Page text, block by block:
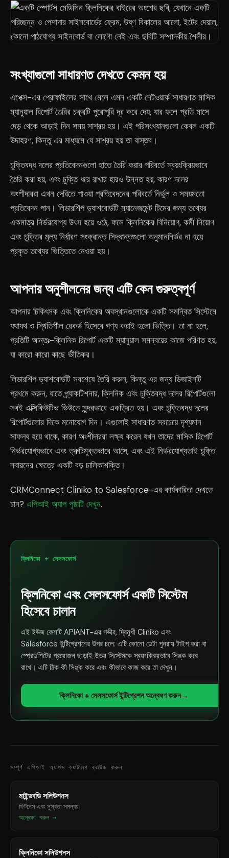
সংখ্যাগুলো সাধারণত দেখতে কেমন হয়
এপেক্স-এর প্রোফাইলের সাথে মেলে এমন একটি নেটওয়ার্ক সাধারণত মাসিক
ম্যানুয়াল রিপোর্ট তৈরির চক্রটি পুরোপুরি দূর করে দেয়, যার ফলে প্রতি মাসে
দেড় থেকে আড়াই দিন সময় সাশ্রয় হয়। এই পরিসংখ্যানগুলো কেবল একটি
উদাহরণ, কিন্তু এর মাধ্যমে যে সাশ্রয় হয় তা বাস্তব।
চুক্তিবদ্ধ দলের প্রতিবেদনগুলো হাতে তৈরি করার পরিবর্তে স্বয়ংক্রিয়ভাবে
তৈরি করা হয়, এবং চুক্তি ধরে রাখার হারও উন্নত হয়, কারণ দলের
অংশীদাররা এখন দেরিতে পাওয়া প্রতিবেদনের পরিবর্তে নির্ভুল ও সময়মতো
প্রতিবেদন পান। লিডারশিপ ড্যাশবোর্ডটি ম্যানেজমেন্ট টিমের জন্য তথ্যের
একমাত্র নির্ভরযোগ্য উৎস হয়ে ওঠে, ফলে ক্লিনিকের বিনিয়োগ, কর্মী নিয়োগ
এবং চুক্তির মূল্য নির্ধারণ সংক্রান্ত সিদ্ধান্তগুলো অনুমাননির্ভর না হয়ে
প্রকৃত তথ্যের ভিত্তিতে নেওয়া হয়।
আপনার অনুশীলনের জন্য এটি কেন গুরুত্বপূর্ণ
আপনার চিকিৎসক এবং ক্লিনিকের অবস্থানগুলোকে একটি সমন্বিত সিস্টেমে
যথাযথ ও স্থিতিশীল রেকর্ড হিসেবে গণ্য করাই হলো ভিত্তি। তা না হলে,
প্রতিটি আন্তঃ-ক্লিনিক রিপোর্ট একটি ম্যানুয়াল সমন্বয়ের কাজে পরিণত হয়,
যা কারো কারো কাছে ভীতিকর।
লিডারশিপ ড্যাশবোর্ডটি সবশেষে তৈরি করুন, কিন্তু এর জন্য ডিজাইনটি
প্রথমে করুন, যাতে প্র্যাকটিশনার, ক্লিনিক এবং চুক্তিবদ্ধ দলের রিপোর্টগুলো
সবই এক্সিকিউটিভ ভিউতে সুন্দরভাবে একত্রিত হয়। এবং চুক্তিবদ্ধ দলের
রিপোর্টগুলোর দিকে মনোযোগ দিন। এগুলোই সাধারণত সবচেয়ে দৃশ্যমান
সাফল্য হয়ে থাকে, কারণ অংশীদাররা লক্ষ্য করেন যখন তাদের মাসিক রিপোর্ট
নির্ভরযোগ্যভাবে এবং ত্রুটিমুক্তভাবে আসে, এবং এই নির্ভরযোগ্যতাই চুক্তি
নবায়নের ক্ষেত্রে একটি বড় চালিকাশক্তি।
CRMConnect Cliniko to Salesforce-এর কার্যকারিতা দেখতে
চান? এপিআই অ্যাপ পৃষ্ঠাটি দেখুন.
ক্লিনিকো + সেলসফোর্স
ক্লিনিকো এবং সেলসফোর্স একটি সিস্টেম
হিসেবে চালান
এই ইউজ কেসটি APIANT-এর গভীর, দ্বিমুখী Cliniko এবং
Salesforce ইন্টিগ্রেশনের উপর চলে: এটি কোনো ডেটা পুনরায় টাইপ করা বা
স্প্রেডশিটের প্রয়োজন ছাড়াই উভয় সিস্টেমকে স্বয়ংক্রিয়ভাবে সিঙ্ক করে
রাখে। এটি ঠিক কী সিঙ্ক করে এবং কীভাবে কাজ করে তা দেখুন।
ক্লিনিকো + সেলসফোর্স ইন্টিগ্রেশন অন্বেষণ করুন→
সম্পূর্ণ এপিআই অ্যাপস ক্যাটালগ ব্রাউজ করুন
মাইন্ডবডি সলিউশনস
ফিটনেস এবং সুস্থতা সমন্বয়
অন্বেষণ করুন →
ক্লিনিকো সলিউশনস